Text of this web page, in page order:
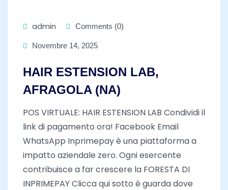
admin Comments (0)
Novembre 14, 2025
HAIR ESTENSION LAB,
AFRAGOLA (NA)
POS VIRTUALE: HAIR ESTENSION LAB Condividi il
link di pagamento ora! Facebook Email
WhatsApp Inprimepay è una piattaforma a
impatto aziendale zero. Ogni esercente
contribuisce a far crescere la FORESTA DI
INPRIMEPAY Clicca qui sotto è guarda dove